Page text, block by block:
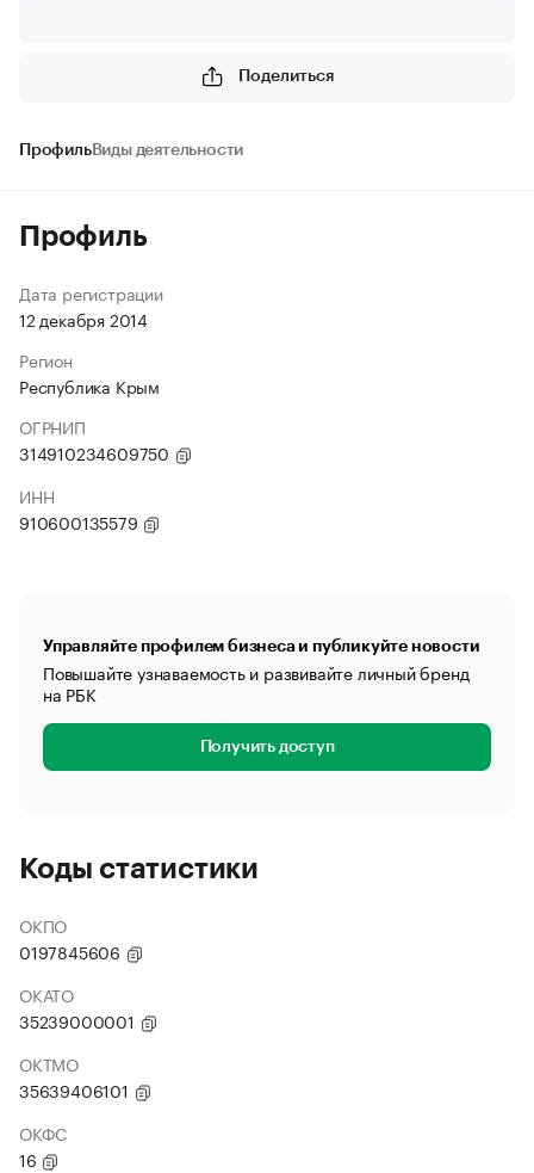
Поделиться
ПрофильВиды деятельности
Профиль
Дата регистрации
12 декабря 2014
Регион
Республика Крым
ОГРНИП
314910234609750
ИНН
910600135579
Управляйте профилем бизнеса и публикуйте новости
Повышайте узнаваемость и развивайте личный бренд
на РБК
Получить доступ
Коды статистики
ОКПО
0197845606
ОКАТО
35239000001
ОКТМО
35639406101
ОКФС
16